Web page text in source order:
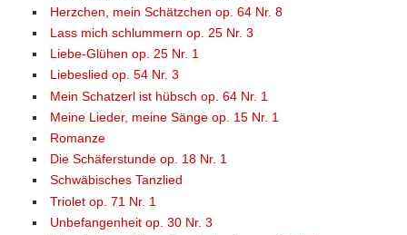
Herzchen, mein Schätzchen op. 64 Nr. 8
Lass mich schlummern op. 25 Nr. 3
Liebe-Glühen op. 25 Nr. 1
Liebeslied op. 54 Nr. 3
Mein Schatzerl ist hübsch op. 64 Nr. 1
Meine Lieder, meine Sänge op. 15 Nr. 1
Romanze
Die Schäferstunde op. 18 Nr. 1
Schwäbisches Tanzlied
Triolet op. 71 Nr. 1
Unbefangenheit op. 30 Nr. 3